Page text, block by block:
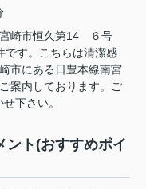
崎市恒久第14 ６号
です。こちらは清潔感
市にある日豊本線南宮
案内しております。ご
下さい。
ト(おすすめポイ